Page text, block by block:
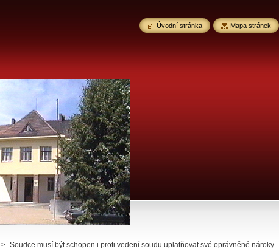
> Soudce musí být schopen i proti vedení soudu uplatňovat své oprávněné nároky
Úvodní stránka Mapa stránek